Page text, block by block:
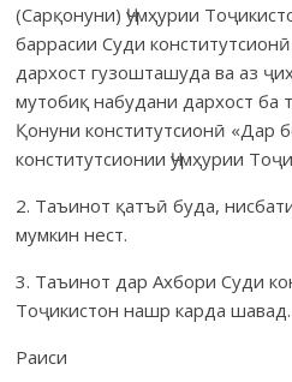
(Сарқонуни) Ҷумҳурии
баррасии Суди
дархост гузошташуда ва аз
мутобиқ набудани дархост ба
Қонуни конститутсионӣ «Дар
конститутсионии Ҷумҳурии
2. Таъинот қатъӣ буда,
мумкин нест.
3. Таъинот дар Ахбори Суди
Тоҷи­кистон нашр карда шавад.
Раиси